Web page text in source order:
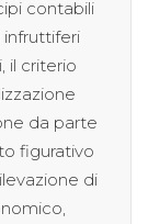
contabili
infruttiferi
il criterio
da parte
figurativo
di